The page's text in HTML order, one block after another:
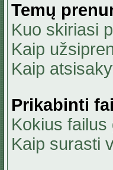
Temų
Kuo skiriasi
Kaip
Kaip
Prikabinti
Kokius
Kaip surasti